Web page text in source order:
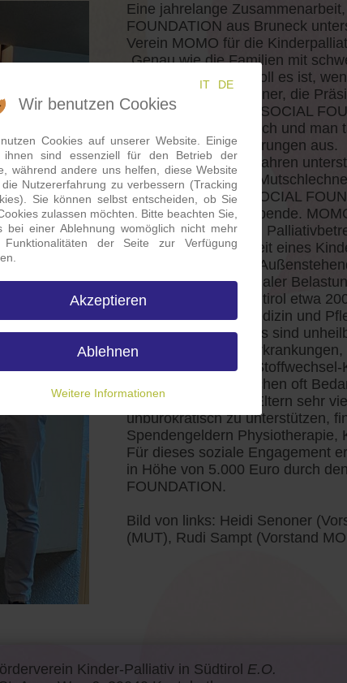
Eine jahrelange
FOUNDATION aus Bruneck
Verein MOMO für die
„Genau wie die Familien mit
als Verein, wie wertvoll es ist,
kann", so Heidi Senoner, die
Treffen mit der MUT SOCIAL
herzlich bei Peter Rech und
aktuelle Herausforderungen aus.
Bereits seit einigen Jahren
Unternehmerfamilie
Organisation MUT SOCIAL
einer großzügigen Spende.
Kinder, die Bedarf an
Die schwere Krankheit eines
zu begreifen ist. Für
an Aufwand, emotionaler
und doch sind in Südtirol etwa
die Fortschritte in Medizin und
Erwachsenenalter: Es sind
lebenslimitierende
neurologische oder
Kinder und Jugendlichen oft
besonders von den Eltern sehr
unbürokratisch zu unterstützen,
Spendengeldern Physiotherapie,
Für dieses soziale Engagement
in Höhe von 5.000 Euro durch
FOUNDATION.
Bild von links: Heidi Senoner
(MUT), Rudi Sampt (Vorstand
Kinder-Palliativ in Südtirol E.O.
Wir benutzen Cookies
IT DE
Cookies auf unserer Website. Einige
ihnen sind essenziell für den Betrieb der
während andere uns helfen, diese Website
Nutzererfahrung zu verbessern (Tracking
Sie können selbst entscheiden, ob Sie
zulassen möchten. Bitte beachten Sie,
bei einer Ablehnung womöglich nicht mehr
der Seite zur Verfügung
Akzeptieren
Ablehnen
Weitere Informationen